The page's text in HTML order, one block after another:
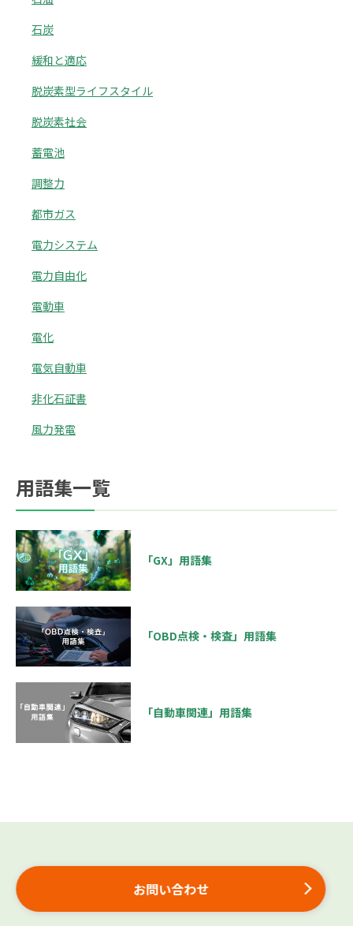
石炭
緩和と適応
脱炭素型ライフスタイル
脱炭素社会
蓄電池
調整力
都市ガス
電力システム
電力自由化
電動車
電化
電気自動車
非化石証書
風力発電
用語集一覧
「GX」用語集
「OBD点検・検査」用語集
「自動車関連」用語集
お問い合わせ